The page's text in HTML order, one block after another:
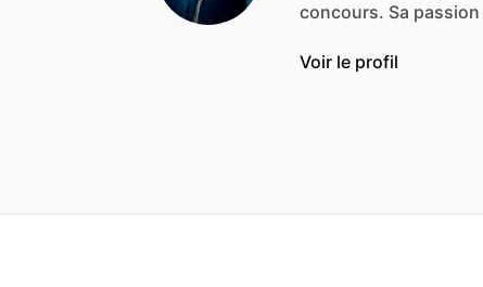
concours. Sa passion
Voir le profil